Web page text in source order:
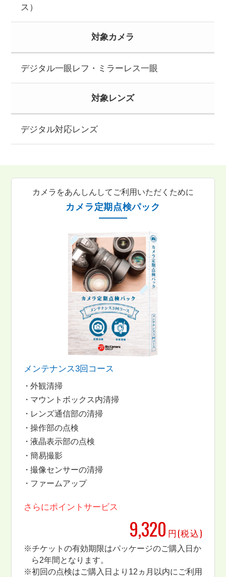
ス）
対象カメラ
デジタル一眼レフ・ミラーレス一眼
対象レンズ
デジタル対応レンズ
カメラをあんしんしてご利用いただくために
カメラ定期点検パック
メンテナンス3回コース
外観清掃
マウントボックス内清掃
レンズ通信部の清掃
操作部の点検
液晶表示部の点検
簡易撮影
撮像センサーの清掃
ファームアップ
さらにポイントサービス
9,320 円(税込)
※チケットの有効期限はパッケージのご購入日か
ら2年間となります。
※初回の点検はご購入日より12ヵ月以内にご利用